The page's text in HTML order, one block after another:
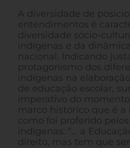
A diversidade de
entendimentos é
diversidade sócio-
indígenas e da
nacional. Indicando
protagonismo dos
indígenas na
de educação escolar,
imperativo do
marco histórico que é a
como foi proferido
indígenas: “… a
direito, mas tem que